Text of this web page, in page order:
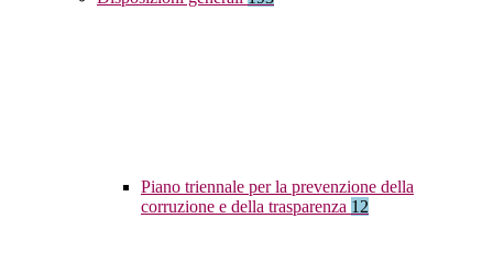
Piano triennale per la prevenzione della
corruzione e della trasparenza 12